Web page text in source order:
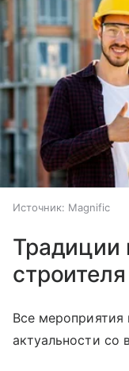
Источник: Magnific
Традиции
строителя
Все мероприятия
актуальности со